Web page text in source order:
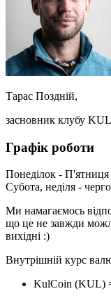
Тарас Поздній,
засновник клубу
Графік роботи
Понеділок - П'ятниця
Субота, неділя -
Ми намагаємось
що це не завжди
вихідні :)
Внутрішній курс
KulCoin (KUL)